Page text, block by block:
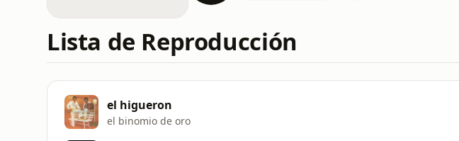
Lista de Reproducción
el higueron
el binomio de oro